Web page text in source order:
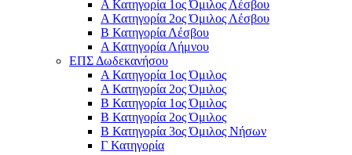
Α Κατηγορία 1ος Όμιλος Λέσβου
Α Κατηγορία 2ος Όμιλος Λέσβου
B Κατηγορία Λέσβου
Α Κατηγορία Λήμνου
ΕΠΣ Δωδεκανήσου
Α Κατηγορία 1ος Όμιλος
Α Κατηγορία 2ος Όμιλος
Β Κατηγορία 1ος Όμιλος
Β Κατηγορία 2ος Όμιλος
Β Κατηγορία 3ος Όμιλος Νήσων
Γ Κατηγορία